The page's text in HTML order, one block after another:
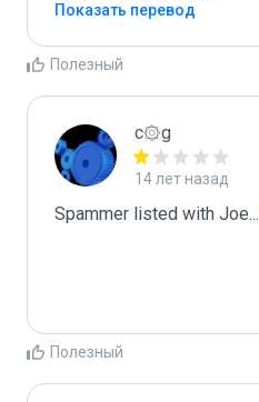
Показать перевод
Полезный
c۞g
14 лет назад
Spammer listed with Joe...
Полезный